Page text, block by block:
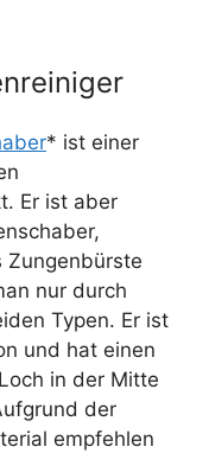
* ist einer
Er ist aber
Zungenbürste
nur durch
Typen. Er ist
und hat einen
in der Mitte
der
empfehlen